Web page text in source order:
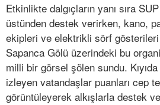
Etkinlikte dalgıçların yanı sıra
üstünden destek verirken, kano,
ekipleri ve elektrikli sörf
Sapanca Gölü üzerindeki bu
milli bir görsel şölen sundu. Kıyıda
izleyen vatandaşlar puanları cep
görüntüleyerek alkışlarla destek